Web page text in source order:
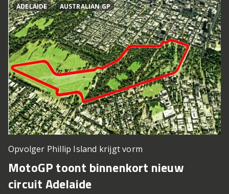
ADELAIDE AUSTRALIAN GP
Opvolger Phillip Island krijgt vorm
MotoGP toont binnenkort nieuw
circuit Adelaide